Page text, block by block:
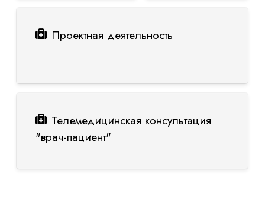
Проектная деятельность
Телемедицинская консультация
"врач-пациент"